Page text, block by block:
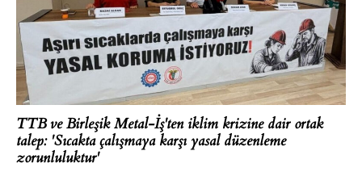
TTB ve Birleşik Metal-İş'ten iklim krizine dair ortak
talep: 'Sıcakta çalışmaya karşı yasal düzenleme
zorunluluktur'